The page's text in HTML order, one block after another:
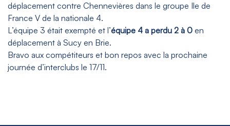
déplacement contre Chennevières dans le groupe Ile de
France V de la nationale 4.
L’équipe 3 était exempté et l’équipe 4 a perdu 2 à 0 en
déplacement à Sucy en Brie.
Bravo aux compétiteurs et bon repos avec la prochaine
journée d’interclubs le 17/11.